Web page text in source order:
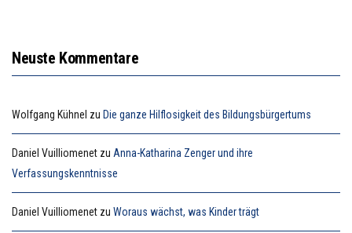
Neuste Kommentare
Wolfgang Kühnel zu Die ganze Hilflosigkeit des Bildungsbürgertums
Daniel Vuilliomenet zu Anna-Katharina Zenger und ihre
Verfassungskenntnisse
Daniel Vuilliomenet zu Woraus wächst, was Kinder trägt